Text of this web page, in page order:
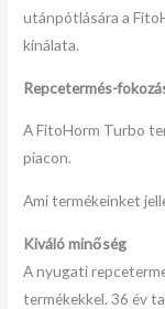
utánpótlására a
kínálata.
Repcetermés-
A FitoHorm Turbo
piacon.
Ami termékeinket
Kiváló minőség
A nyugati
termékekkel. 36 év